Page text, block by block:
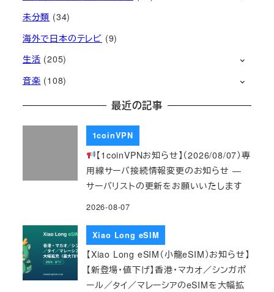
未分類 (34)
海外で日本のテレビ (9)
生活 (205)
音楽 (108)
最近の記事
1coinVPN
【1coinVPNお知らせ】（2026/08/07）専
用線サーバ接続情報変更のお知らせ ―
サーバリストの更新をお願いいたします
2026-08-07
Xiao Long eSIM
【Xiao Long eSIM（小龍eSIM）お知らせ】
【新登場・値下げ】香港・マカオ／シンガポ
ール／タイ／マレーシアのeSIMを大幅拡